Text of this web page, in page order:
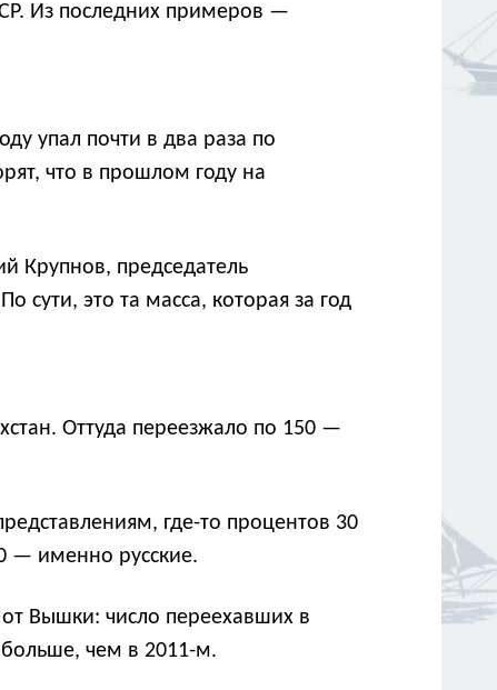
Из последних примеров —
упал почти в два раза по
что в прошлом году на
Крупнов, председатель
сути, это та масса, которая за год
Оттуда переезжало по 150 —
где-то процентов 30
— именно русские.
от Вышки: число переехавших в
больше, чем в 2011-м.